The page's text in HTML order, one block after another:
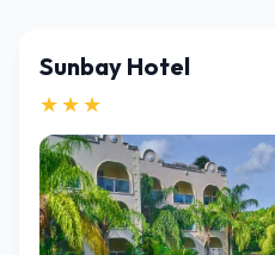
Sunbay Hotel
★★★